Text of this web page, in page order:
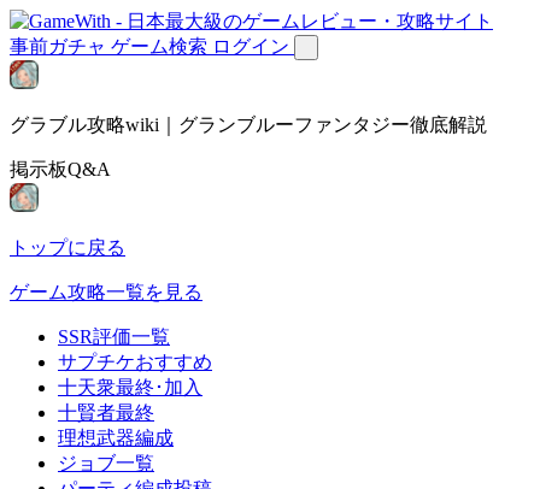
事前ガチャ ゲーム検索 ログイン
グラブル攻略wiki｜グランブルーファンタジー徹底解説
掲示板Q&A
トップに戻る
ゲーム攻略一覧を見る
SSR評価一覧
サプチケおすすめ
十天衆最終･加入
十賢者最終
理想武器編成
ジョブ一覧